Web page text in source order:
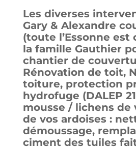
Les diverses
Gary & Alexandre
(toute l’Essonne est
la famille Gauthier
chantier de
Rénovation de toit,
toiture, protection
hydrofuge (DALEP
mousse / lichens de
de vos ardoises :
démoussage,
ciment des tuiles